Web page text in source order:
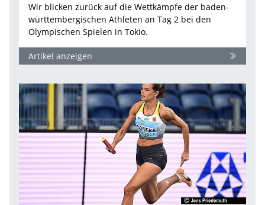
Wir blicken zurück auf die Wettkämpfe der baden-
württembergischen Athleten an Tag 2 bei den
Olympischen Spielen in Tokio.
Artikel anzeigen